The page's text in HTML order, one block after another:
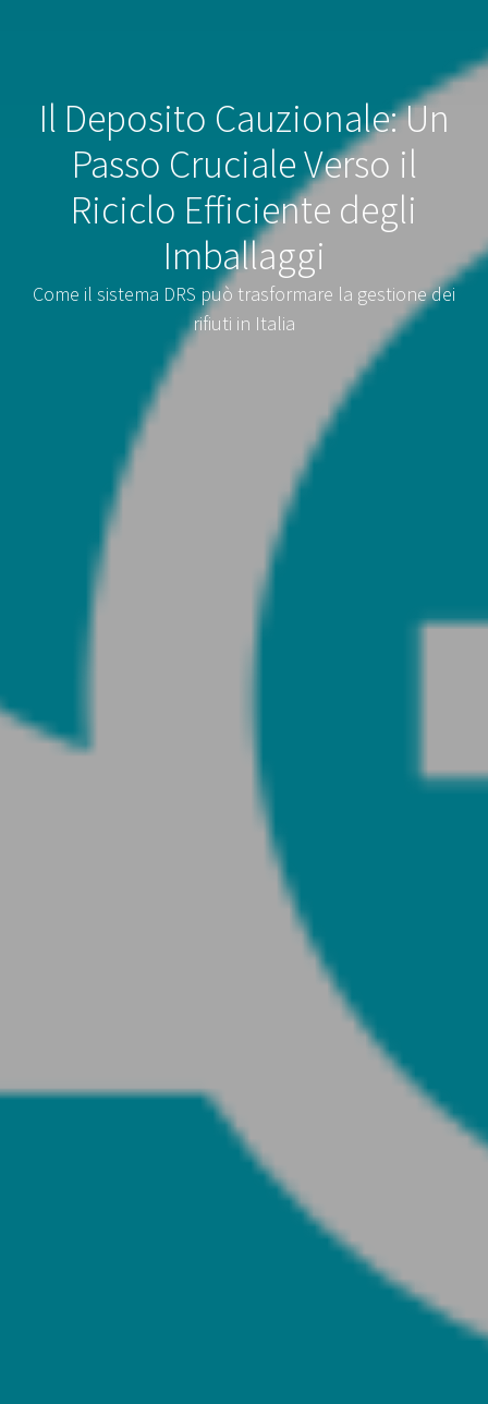
Il Deposito Cauzionale: Un
Passo Cruciale Verso il
Riciclo Efficiente degli
Imballaggi
Come il sistema DRS può trasformare la gestione dei
rifiuti in Italia